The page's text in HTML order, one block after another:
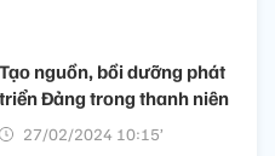
Tạo nguồn, bồi dưỡng phát
triển Đảng trong thanh niên
27/02/2024 10:15’